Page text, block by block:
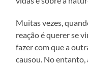
Muitas vezes,
reação é querer se
fazer com que a
causou. No entanto,